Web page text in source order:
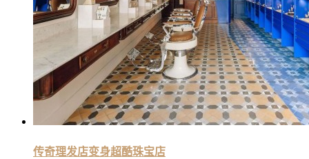
传奇理发店变身超酷珠宝店